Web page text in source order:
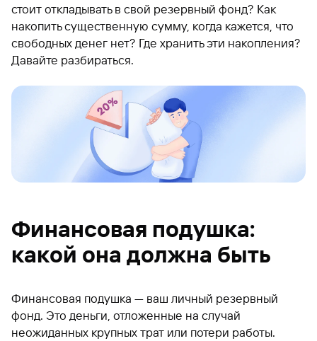
стоит откладывать в свой резервный фонд? Как
накопить существенную сумму, когда кажется, что
свободных денег нет? Где хранить эти накопления?
Давайте разбираться.
Финансовая подушка:
какой она должна быть
Финансовая подушка — ваш личный резервный
фонд. Это деньги, отложенные на случай
неожиданных крупных трат или потери работы.